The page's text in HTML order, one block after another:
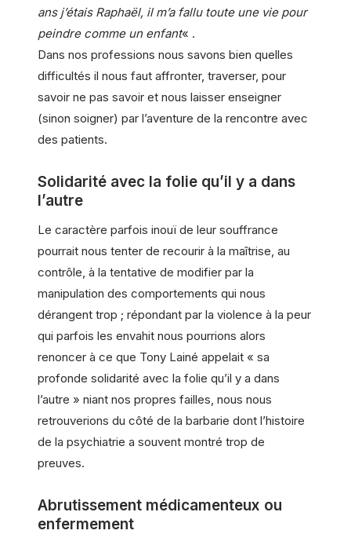
ans j’étais Raphaël, il m’a fallu toute une vie pour
peindre comme un enfant« .
Dans nos professions nous savons bien quelles
difficultés il nous faut affronter, traverser, pour
savoir ne pas savoir et nous laisser enseigner
(sinon soigner) par l’aventure de la rencontre avec
des patients.
Solidarité avec la folie qu’il y a dans
l’autre
Le caractère parfois inouï de leur souffrance
pourrait nous tenter de recourir à la maîtrise, au
contrôle, à la tentative de modifier par la
manipulation des comportements qui nous
dérangent trop ; répondant par la violence à la peur
qui parfois les envahit nous pourrions alors
renoncer à ce que Tony Lainé appelait « sa
profonde solidarité avec la folie qu’il y a dans
l’autre » niant nos propres failles, nous nous
retrouverions du côté de la barbarie dont l’histoire
de la psychiatrie a souvent montré trop de
preuves.
Abrutissement médicamenteux ou
enfermement